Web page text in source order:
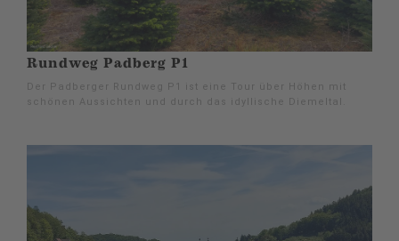
Rundweg Padberg P1
Der Padberger Rundweg P1 ist eine Tour über Höhen mit
schönen Aussichten und durch das idyllische Diemeltal.